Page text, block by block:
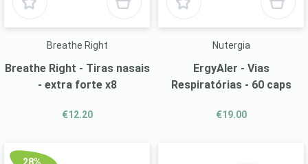
Breathe Right
Breathe Right - Tiras nasais
- extra forte x8
€12.20
Nutergia
ErgyAler - Vias
Respiratórias - 60 caps
€19.00